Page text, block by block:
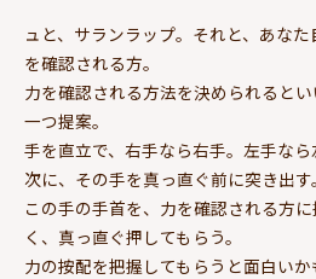
ュと、サランラップ。それと、あな
を確認される方。
力を確認される方法を決められるとい
一つ提案。
手を直立で、右手なら右手。左手なら
次に、その手を真っ直ぐ前に突き出す。
この手の手首を、力を確認される方
く、真っ直ぐ押してもらう。
力の按配を把握してもらうと面白いか